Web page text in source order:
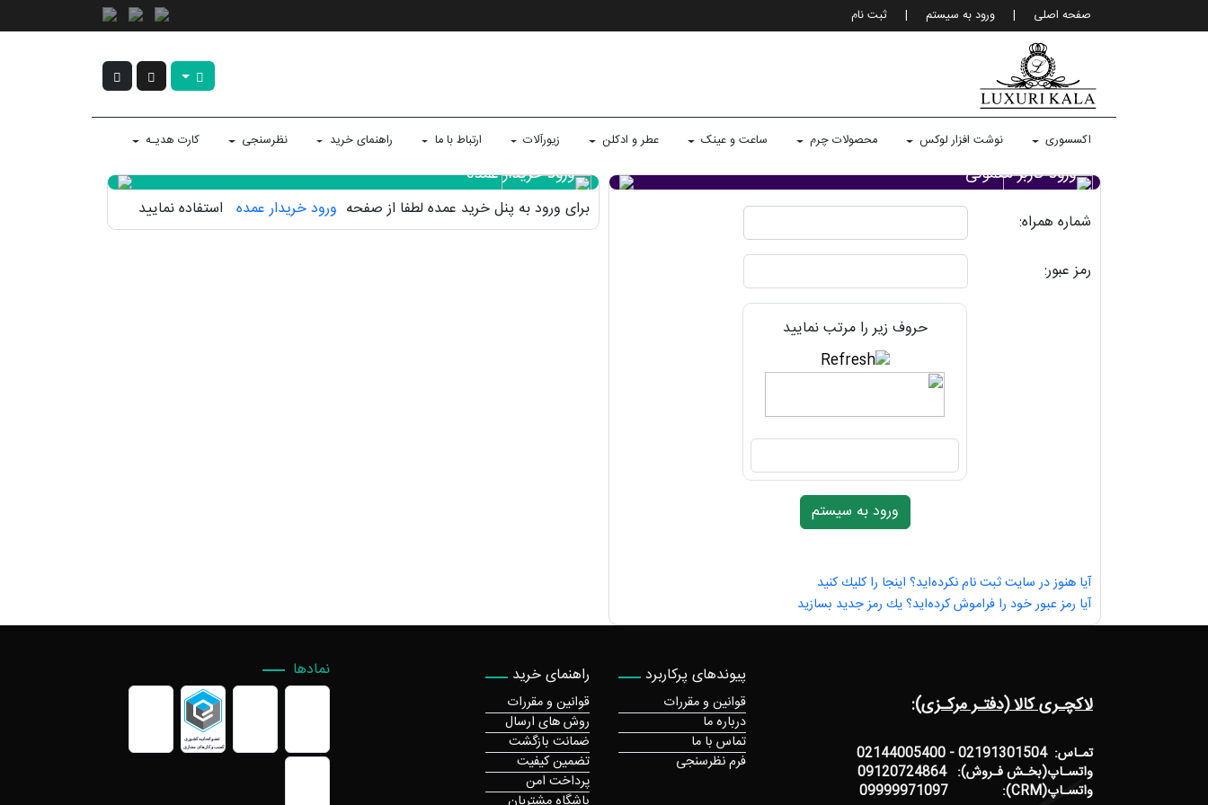
صفحه اصلی | ورود به سيستم | ثبت نام
اکسسوری نوشت افزار لوکس محصولات چرم ساعت و عینک عطر و ادکلن زیورآلات ارتباط با ما راهنمای خرید نظرسنجی کارت هدیـه
ورود کاربر معمولی
شماره همراه:
رمز عبور:
حروف زیر را مرتب نمایید
آیا هنوز در سایت ثبت نام نكرده‌اید؟ اینجا را كلیك كنید
آیا رمز عبور خود را فراموش كرده‌اید؟ یك رمز جدید بسازید
ورود خریدار عمده
برای ورود به پنل خرید عمده لطفا از صفحه ورود خریدار عمده استفاده نمایید
لاکچـری کالا (دفتـر مرکـزی):
تمـاس: 02191301504 - 02144005400
واتسـاپ(بخـش فـروش): 09120724864
واتسـاپ(CRM): 09999971097
پیوندهای پرکاربرد
قوانین و مقررات
درباره ما
تماس با ما
فرم نظرسنجی
راهنمای خرید
قوانین و مقررات
روش های ارسال
ضمانت بازگشت
تضمین کیفیت
پرداخت امن
نمادها